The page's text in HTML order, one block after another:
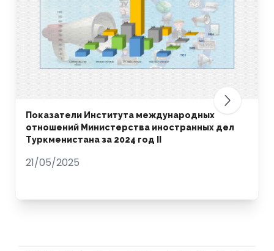
Показатели Института международных
отношений Министерства иностранных дел
Туркменистана за 2024 год II
21/05/2025